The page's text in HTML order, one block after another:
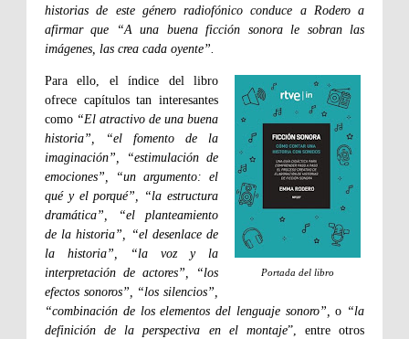
historias de este género radiofónico conduce a Rodero a
afirmar que “A una buena ficción sonora le sobran las
imágenes, las crea cada oyente”.
Portada del libro
Para ello, el índice del libro
ofrece capítulos tan interesantes
como “El atractivo de una buena
historia”, “el fomento de la
imaginación”, “estimulación de
emociones”, “un argumento: el
qué y el porqué”, “la estructura
dramática”, “el planteamiento
de la historia”, “el desenlace de
la historia”, “la voz y la
interpretación de actores”, “los
efectos sonoros”, “los silencios”,
“combinación de los elementos del lenguaje sonoro”, o “la
definición de la perspectiva en el montaje”, entre otros